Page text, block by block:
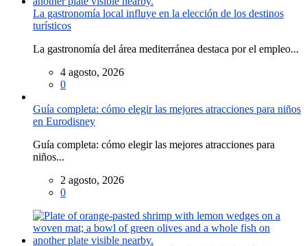
La gastronomía local influye en la elección de los destinos
turísticos
La gastronomía del área mediterránea destaca por el empleo...
4 agosto, 2026
0
Guía completa: cómo elegir las mejores atracciones para niños
en Eurodisney
Guía completa: cómo elegir las mejores atracciones para
niños...
2 agosto, 2026
0